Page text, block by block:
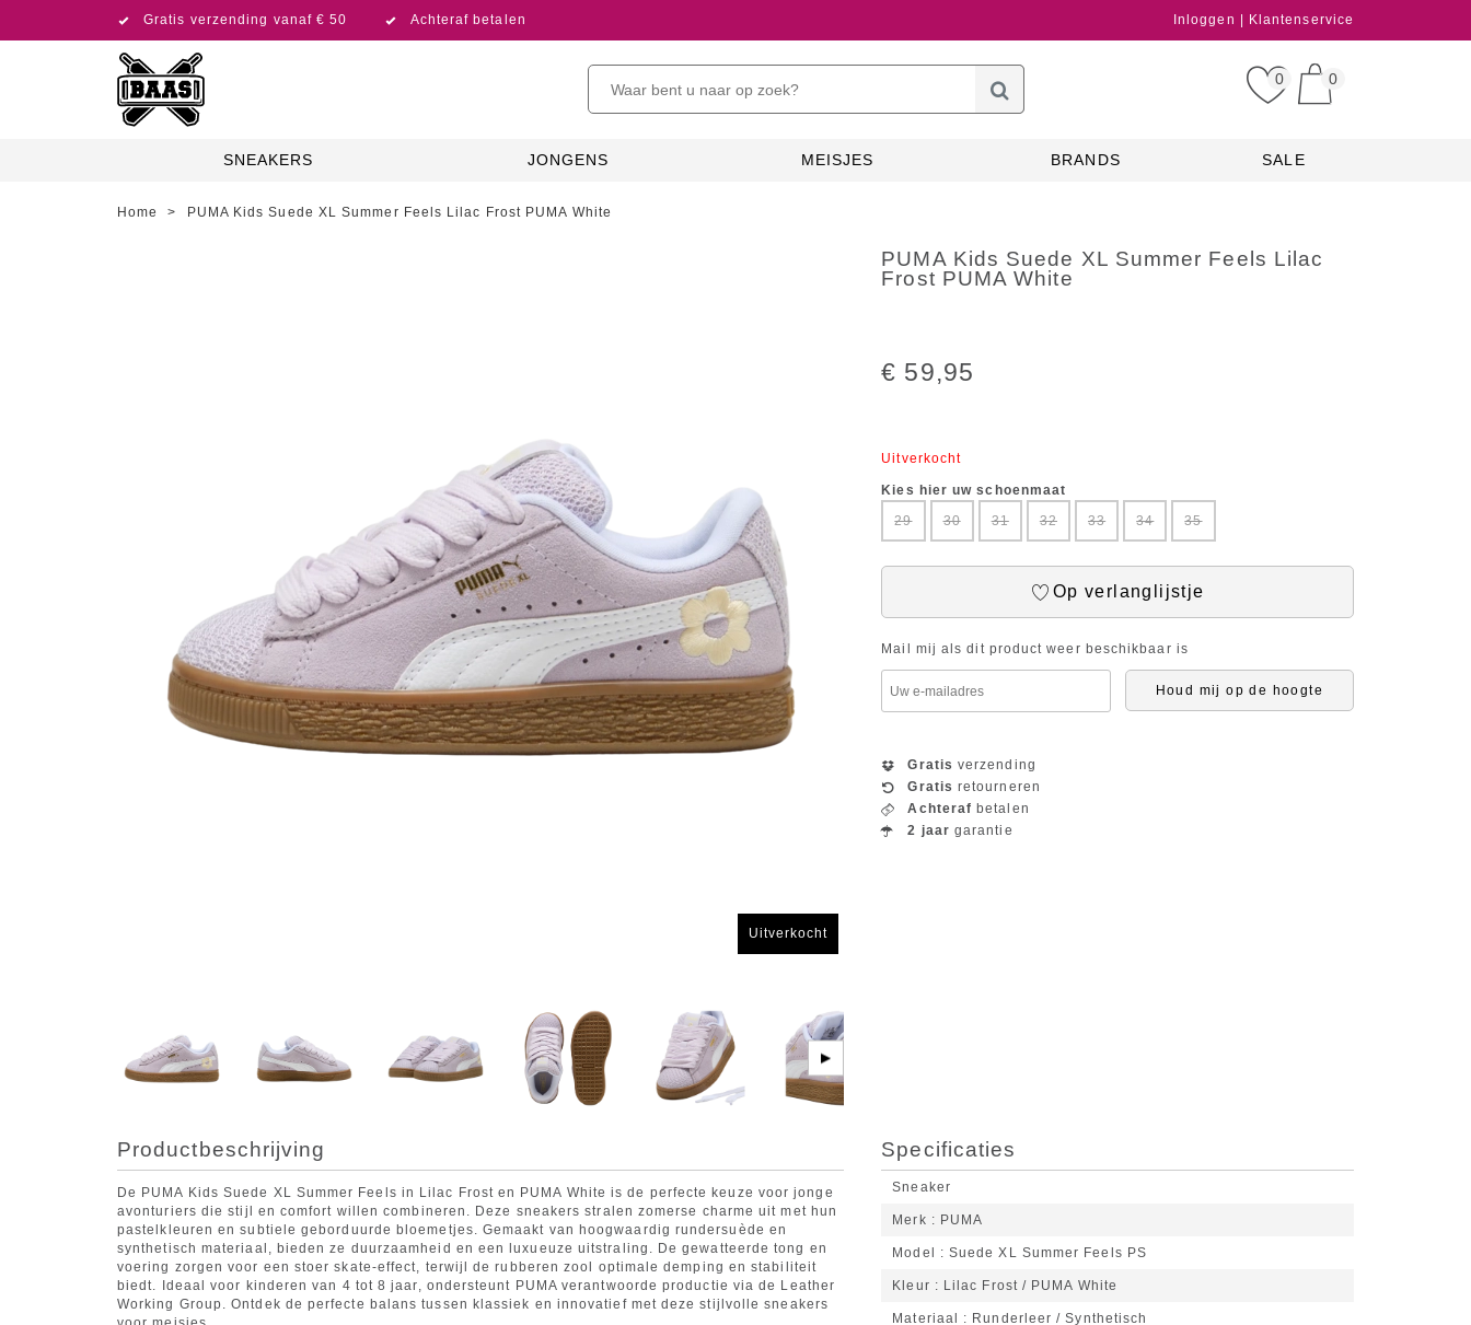
Gratis verzending vanaf € 50 Achteraf betalen Inloggen Klantenservice
0 0
SNEAKERS JONGENS MEISJES BRANDS SALE
Home > PUMA Kids Suede XL Summer Feels Lilac Frost PUMA White
Uitverkocht
▶
PUMA Kids Suede XL Summer Feels Lilac
Frost PUMA White
€ 59,95
Uitverkocht
Kies hier uw schoenmaat
29
30 31 32 33 34 35
Op verlanglijstje
Mail mij als dit product weer beschikbaar is
Houd mij op de hoogte
Gratis verzending
Gratis retourneren
Achteraf betalen
2 jaar garantie
Productbeschrijving
De PUMA Kids Suede XL Summer Feels in Lilac Frost en PUMA White is de perfecte keuze voor jonge
avonturiers die stijl en comfort willen combineren. Deze sneakers stralen zomerse charme uit met hun
pastelkleuren en subtiele geborduurde bloemetjes. Gemaakt van hoogwaardig rundersuède en
synthetisch materiaal, bieden ze duurzaamheid en een luxueuze uitstraling. De gewatteerde tong en
voering zorgen voor een stoer skate-effect, terwijl de rubberen zool optimale demping en stabiliteit
biedt. Ideaal voor kinderen van 4 tot 8 jaar, ondersteunt PUMA verantwoorde productie via de Leather
Working Group. Ontdek de perfecte balans tussen klassiek en innovatief met deze stijlvolle sneakers
Specificaties
Sneaker
Merk PUMA
Model Suede XL Summer Feels PS
Kleur Lilac Frost / PUMA White
Materiaal Runderleer / Synthetisch